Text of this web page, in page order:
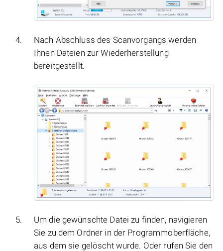
Nach Abschluss des Scanvorgangs werden
Ihnen Dateien zur Wiederherstellung
bereitgestellt.
Um die gewünschte Datei zu finden, navigieren
Sie zu dem Ordner in der Programmoberfläche,
aus dem sie gelöscht wurde. Oder rufen Sie den